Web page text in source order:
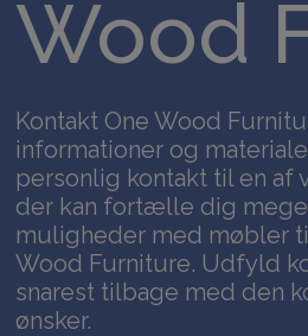
Wood
Kontakt One Wood
informationer og
personlig kontakt til en af
der kan fortælle dig
muligheder med møbler
Wood Furniture. Udfyld
snarest tilbage med den
ønsker.